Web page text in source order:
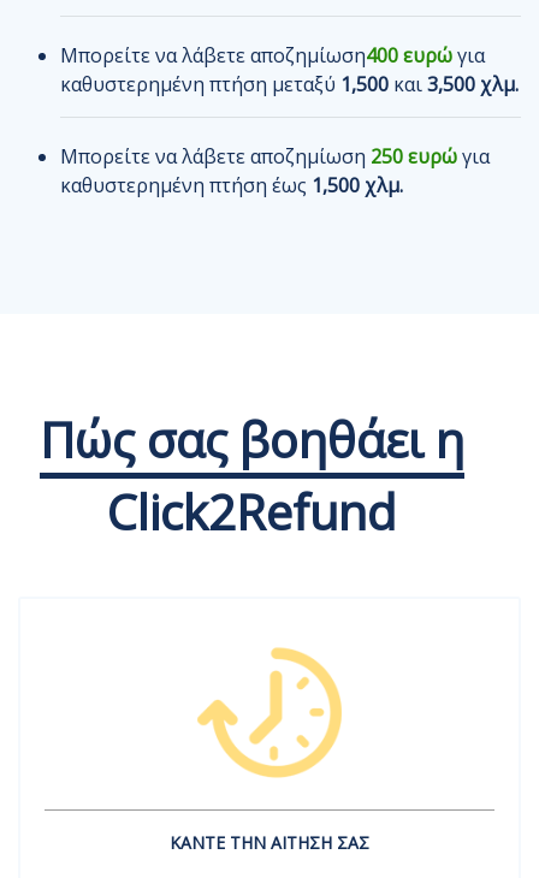
Μπορείτε να λάβετε αποζημίωση400 ευρώγια
καθυστερημένη πτήση μεταξύ 1,500 και3,500 χλμ.
Μπορείτε να λάβετε αποζημίωση 250 ευρώγια
καθυστερημένη πτήση έως 1,500 χλμ.
Πώς σας βοηθάει η
Click2Refund
ΚΑΝΤΕ ΤΗΝ ΑΙΤΗΣΗ ΣΑΣ